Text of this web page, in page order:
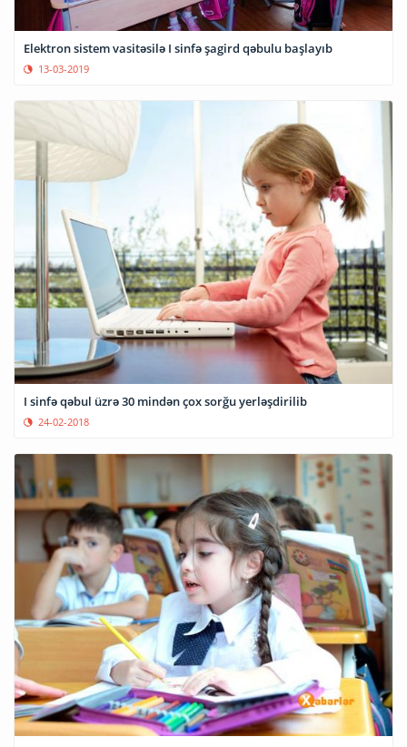
Elektron sistem vasitəsilə I sinfə şagird qəbulu başlayıb
13-03-2019
I sinfə qəbul üzrə 30 mindən çox sorğu yerləşdirilib
24-02-2018